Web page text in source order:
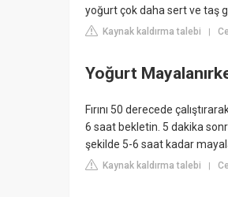
yoğurt çok daha sert ve taş
Kaynak kaldırma talebi |
Yoğurt
Fırını 50 derecede
6 saat bekletin. 5 dakika
şekilde 5-6 saat kadar
Kaynak kaldırma talebi |